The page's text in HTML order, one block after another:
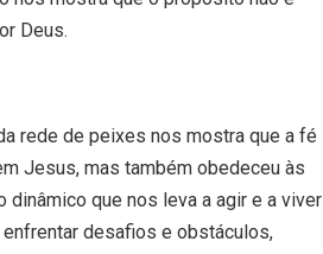
Deus.
rede de peixes nos mostra que a fé
Jesus, mas também obedeceu às
que nos leva a agir e a viver
desafios e obstáculos,